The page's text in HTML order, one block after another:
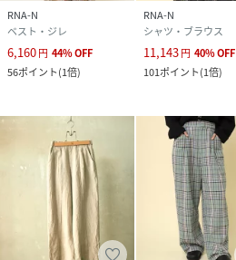
RNA-N
ベスト・ジレ
6,160円 44%OFF
56ポイント(1倍)
RNA-N
シャツ・ブラウス
11,143円 40%OFF
101ポイント(1倍)